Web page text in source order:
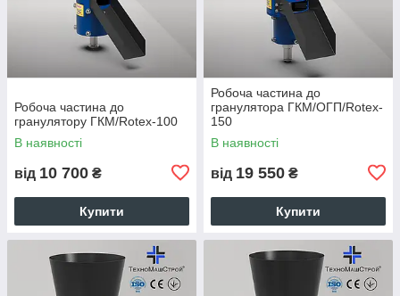
Робоча частина до
гранулятору ГКМ/Rotex-100
В наявності
від 10 700 ₴
Купити
Робоча частина до
гранулятора ГКМ/ОГП/Rotex-
150
В наявності
від 19 550 ₴
Купити